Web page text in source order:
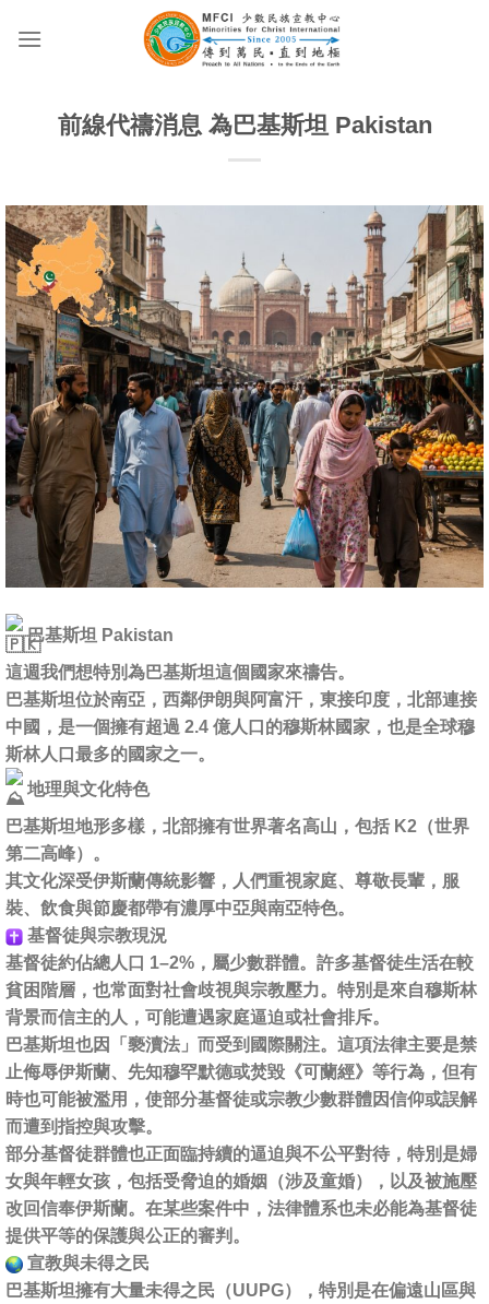
前線代禱消息 為巴基斯坦 Pakistan
巴基斯坦 Pakistan
這週我們想特別為巴基斯坦這個國家來禱告。
巴基斯坦位於南亞，西鄰伊朗與阿富汗，東接印度，北部連接
中國，是一個擁有超過 2.4 億人口的穆斯林國家，也是全球穆
斯林人口最多的國家之一。
地理與文化特色
巴基斯坦地形多樣，北部擁有世界著名高山，包括 K2（世界
第二高峰）。
其文化深受伊斯蘭傳統影響，人們重視家庭、尊敬長輩，服
裝、飲食與節慶都帶有濃厚中亞與南亞特色。
基督徒與宗教現況
基督徒約佔總人口 1–2%，屬少數群體。許多基督徒生活在較
貧困階層，也常面對社會歧視與宗教壓力。特別是來自穆斯林
背景而信主的人，可能遭遇家庭逼迫或社會排斥。
巴基斯坦也因「褻瀆法」而受到國際關注。這項法律主要是禁
止侮辱伊斯蘭、先知穆罕默德或焚毀《可蘭經》等行為，但有
時也可能被濫用，使部分基督徒或宗教少數群體因信仰或誤解
而遭到指控與攻擊。
部分基督徒群體也正面臨持續的逼迫與不公平對待，特別是婦
女與年輕女孩，包括受脅迫的婚姻（涉及童婚），以及被施壓
改回信奉伊斯蘭。在某些案件中，法律體系也未必能為基督徒
提供平等的保護與公正的審判。
宣教與未得之民
巴基斯坦擁有大量未得之民（UUPG），特別是在偏遠山區與